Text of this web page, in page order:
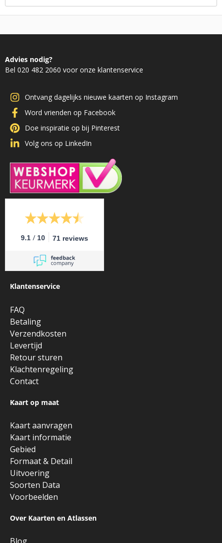
Advies nodig?
Bel 020 482 2060 voor onze klantenservice
Ontvang dagelijks nieuwe kaarten op Instagram
Word vrienden op Facebook
Doe inspiratie op bij Pinterest
Volg ons op LinkedIn
9.1 / 10 71 reviews
Klantenservice
FAQ
Betaling
Verzendkosten
Levertijd
Retour sturen
Klachtenregeling
Contact
Kaart op maat
Kaart aanvragen
Kaart informatie
Gebied
Formaat & Detail
Uitvoering
Soorten Data
Voorbeelden
Over Kaarten en Atlassen